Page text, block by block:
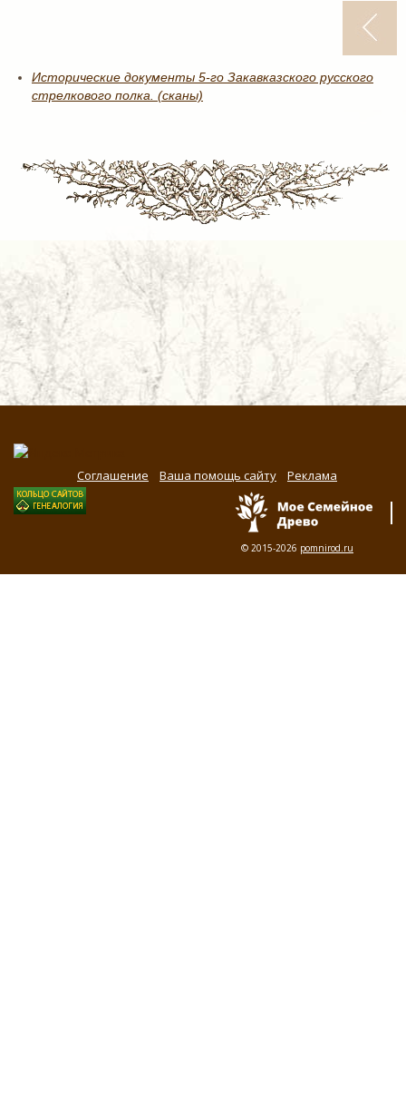
Исторические документы 5-го Закавказского русского
стрелкового полка. (сканы)
Соглашение Ваша помощь сайту Реклама
© 2015-2026 pomnirod.ru